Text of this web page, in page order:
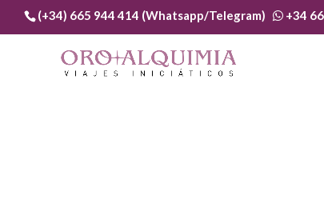
(+34) 665 944 414 (Whatsapp/Telegram) +34